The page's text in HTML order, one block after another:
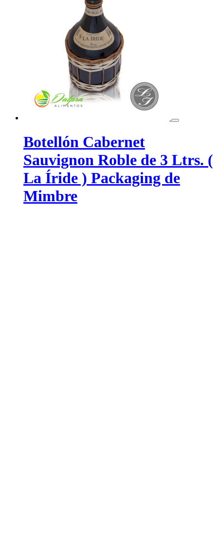
Botellón Cabernet
Sauvignon Roble de 3 Ltrs. (
La Íride ) Packaging de
Mimbre